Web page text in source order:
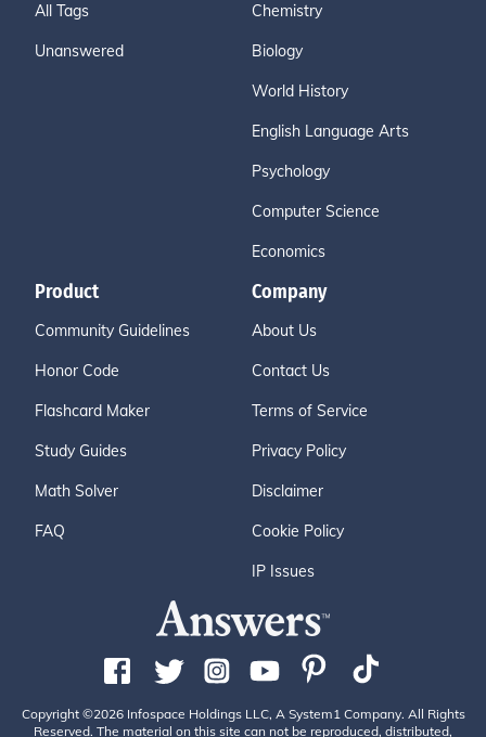
All Tags
Unanswered
Chemistry
Biology
World History
English Language Arts
Psychology
Computer Science
Economics
Product
Community Guidelines
Honor Code
Flashcard Maker
Study Guides
Math Solver
FAQ
Company
About Us
Contact Us
Terms of Service
Privacy Policy
Disclaimer
Cookie Policy
IP Issues
Copyright ©2026 Infospace Holdings LLC, A System1 Company. All Rights
Reserved. The material on this site can not be reproduced, distributed,